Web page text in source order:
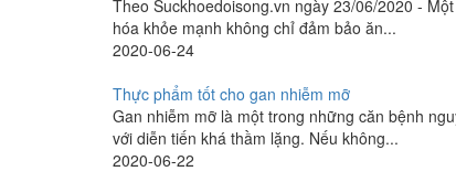
Theo Suckhoedoisong.vn ngày 23/06/2020 -
hóa khỏe mạnh không chỉ đảm bảo ăn...
2020-06-24
Thực phẩm tốt cho gan nhiễm mỡ
Gan nhiễm mỡ là một trong những căn bệnh
với diễn tiến khá thầm lặng. Nếu không...
2020-06-22